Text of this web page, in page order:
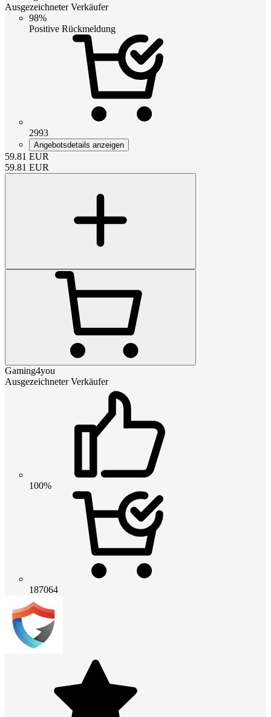
Ausgezeichneter Verkäufer
98%
Positive Rückmeldung
2993
Angebotsdetails anzeigen
59.81 EUR
59.81 EUR
Gaming4you
Ausgezeichneter Verkäufer
100%
187064